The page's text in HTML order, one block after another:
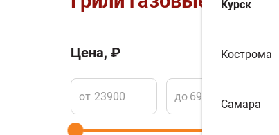
Курск
Кострома
Самара
Цена, ₽
от до